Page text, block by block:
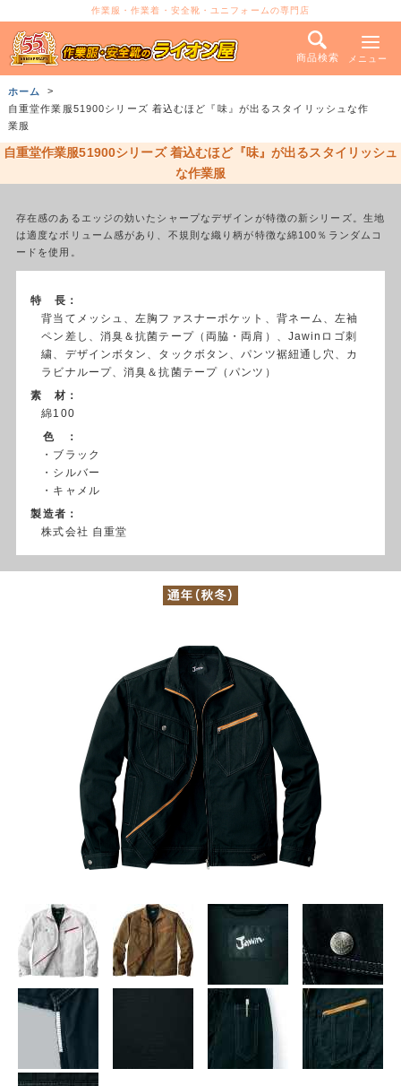
作業服・作業着・安全靴・ユニフォームの専門店
商品検索 メニュー
ホーム
自重堂作業服51900シリーズ 着込むほど『味』が出るスタイリッシュな作
業服
自重堂作業服51900シリーズ 着込むほど『味』が出るスタイリッシュ
な作業服
存在感のあるエッジの効いたシャープなデザインが特徴の新シリーズ。生地
は適度なボリューム感があり、不規則な織り柄が特徴な綿100％ランダムコ
ードを使用。
特 長：
背当てメッシュ、左胸ファスナーポケット、背ネーム、左袖
ペン差し、消臭＆抗菌テープ（両脇・両肩）、Jawinロゴ刺
繍、デザインボタン、タックボタン、パンツ裾紐通し穴、カ
ラビナループ、消臭＆抗菌テープ（パンツ）
素 材：
綿100
色 ：
・ブラック
・シルバー
・キャメル
製造者：
株式会社 自重堂